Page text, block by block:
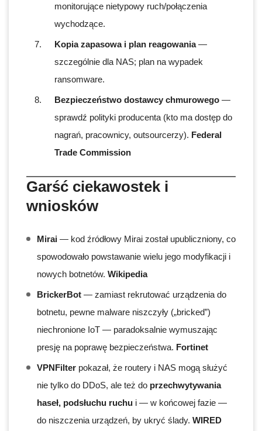
monitorujące nietypowy ruch/połączenia
wychodzące.
Kopia zapasowa i plan reagowania—
szczególnie dla NAS; plan na wypadek
ransomware.
Bezpieczeństwo dostawcy chmurowego —
sprawdź polityki producenta (kto ma dostęp do
nagrań, pracownicy, outsourcerzy). Federal
Trade Commission
Garść ciekawostek i
wniosków
Mirai — kod źródłowy Mirai został upubliczniony, co
spowodowało powstawanie wielu jego modyfikacji i
nowych botnetów. Wikipedia
BrickerBot — zamiast rekrutować urządzenia do
botnetu, pewne malware niszczyły („bricked”)
niechronione IoT — paradoksalnie wymuszając
presję na poprawę bezpieczeństwa. Fortinet
VPNFilter pokazał, że routery i NAS mogą służyć
nie tylko do DDoS, ale też do przechwytywania
haseł, podsłuchu ruchu i — w końcowej fazie —
do niszczenia urządzeń, by ukryć ślady. WIRED